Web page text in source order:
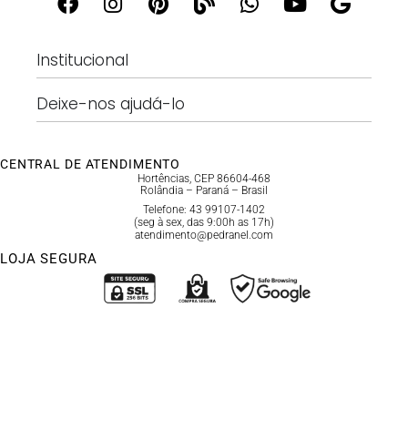
Institucional
Deixe-nos ajudá-lo
CENTRAL DE ATENDIMENTO
Hortências, CEP 86604-468
Rolândia – Paraná – Brasil
Telefone: 43 99107-1402
(seg à sex, das 9:00h as 17h)
atendimento@pedranel.com
LOJA SEGURA